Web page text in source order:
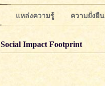
ความยั่งยืน
แหล่งความรู้
Social Impact Footprint